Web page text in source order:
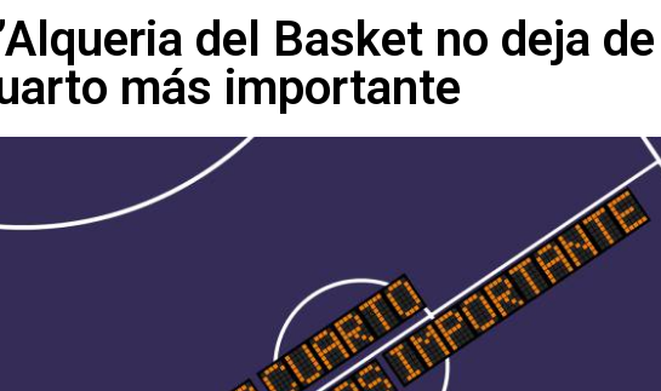
del Basket no deja
más importante